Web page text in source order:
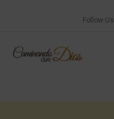
Follow Us